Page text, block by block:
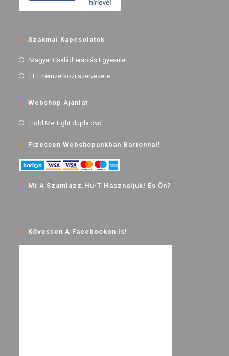
Szakmai Kapcsolatok
Magyar Családterápiás Egyesület
EFT nemzetközi szervezete
Webshop Ajánlat
Hold Me Tight dupla dvd
Fizessen Webshopunkban Barionnal!
Mi A Számlázz.hu-T Használjuk! És Ön?
Kövessen A Facebookon Is!